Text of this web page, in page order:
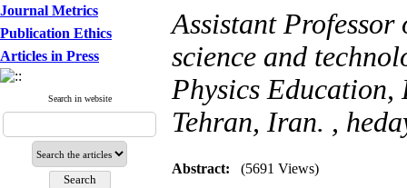
Journal Metrics
Publication Ethics
Articles in Press
Search in website
Assistant
science and
Physics
Tehran, Iran. ,
Abstract: (5691 Views)